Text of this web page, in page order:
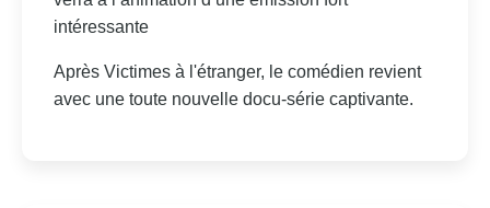
intéressante
Après Victimes à l'étranger, le comédien revient
avec une toute nouvelle docu-série captivante.